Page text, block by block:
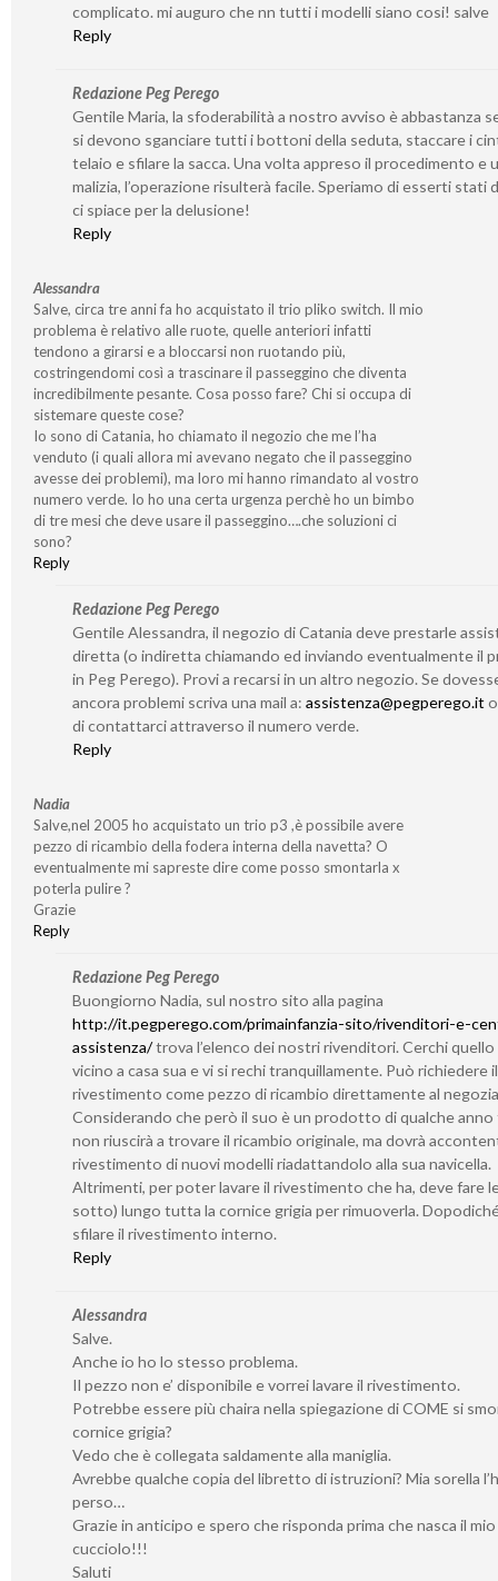
complicato. mi auguro che nn tutti i modelli siano cosi! salve
Reply
Redazione Peg Perego
Gentile Maria, la sfoderabilità a nostro avviso è abbastanza
si devono sganciare tutti i bottoni della seduta, staccare i
telaio e sfilare la sacca. Una volta appreso il procedimento e
malizia, l’operazione risulterà facile. Speriamo di esserti stati
ci spiace per la delusione!
Reply
Alessandra
Salve, circa tre anni fa ho acquistato il trio pliko switch. Il mio
problema è relativo alle ruote, quelle anteriori infatti
tendono a girarsi e a bloccarsi non ruotando più,
costringendomi così a trascinare il passeggino che diventa
incredibilmente pesante. Cosa posso fare? Chi si occupa di
sistemare queste cose?
Io sono di Catania, ho chiamato il negozio che me l’ha
venduto (i quali allora mi avevano negato che il passeggino
avesse dei problemi), ma loro mi hanno rimandato al vostro
numero verde. Io ho una certa urgenza perchè ho un bimbo
di tre mesi che deve usare il passeggino….che soluzioni ci
sono?
Reply
Redazione Peg Perego
Gentile Alessandra, il negozio di Catania deve prestarle
diretta (o indiretta chiamando ed inviando eventualmente il
in Peg Perego). Provi a recarsi in un altro negozio. Se
ancora problemi scriva una mail a: assistenza@pegperego.ito
di contattarci attraverso il numero verde.
Reply
Nadia
Salve,nel 2005 ho acquistato un trio p3 ,è possibile avere
pezzo di ricambio della fodera interna della navetta? O
eventualmente mi sapreste dire come posso smontarla x
poterla pulire ?
Grazie
Reply
Redazione Peg Perego
Buongiorno Nadia, sul nostro sito alla pagina
http://it.pegperego.com/primainfanzia-sito/rivenditori-e-
assistenza/trova l’elenco dei nostri rivenditori. Cerchi quello
vicino a casa sua e vi si rechi tranquillamente. Può richiedere il
rivestimento come pezzo di ricambio direttamente al
Considerando che però il suo è un prodotto di qualche anno
non riuscirà a trovare il ricambio originale, ma dovrà
rivestimento di nuovi modelli riadattandolo alla sua navicella.
Altrimenti, per poter lavare il rivestimento che ha, deve fare
sotto) lungo tutta la cornice grigia per rimuoverla.
sfilare il rivestimento interno.
Reply
Alessandra
Salve.
Anche io ho lo stesso problema.
Il pezzo non e’ disponibile e vorrei lavare il rivestimento.
Potrebbe essere più chaira nella spiegazione di COME si
cornice grigia?
Vedo che è collegata saldamente alla maniglia.
Avrebbe qualche copia del libretto di istruzioni? Mia sorella
perso…
Grazie in anticipo e spero che risponda prima che nasca il mio
cucciolo!!!
Saluti